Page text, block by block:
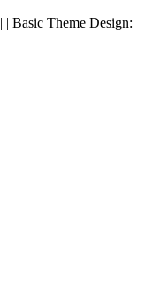
| | Basic Theme Design: